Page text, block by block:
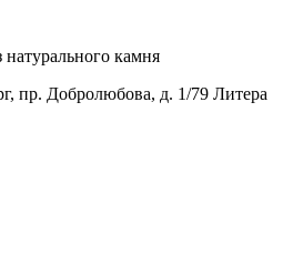
камня
пр. Добролюбова, д. 1/79 Литера